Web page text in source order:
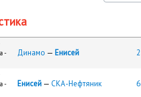
-
Динамо — Енисей
-
Енисей — СКА-Нефтяник